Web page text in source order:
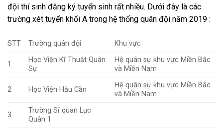
đội thí sinh đăng ký tuyển sinh rất nhiều. Dưới đây là các
trường xét tuyển khối A trong hệ thống quân đội năm 2019 :
STT Trường quân đội Khu vực
1
Học Viện Kĩ Thuật Quân
Sự
Hệ quân sự khu vực Miền Bắc
và Miền Nam
2 Học Viện Hậu Cần
Hệ quân sự khu vực Miền Bắc
và Miền Nam
3
Trường Sĩ quan Lục
Quân 1